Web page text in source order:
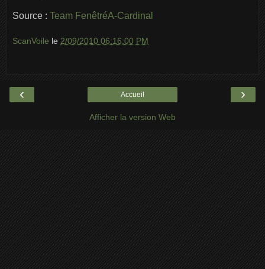
Source : Team FenêtréA-Cardinal
ScanVoile le 2/09/2010 06:16:00 PM
‹ ›
Accueil
Afficher la version Web